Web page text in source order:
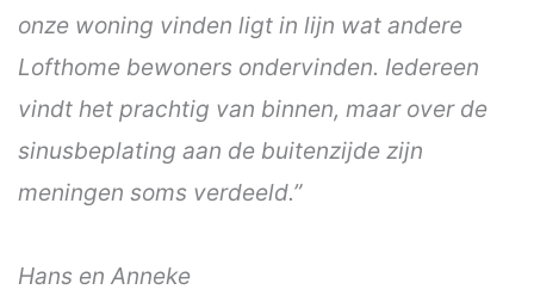
onze woning vinden ligt in lijn wat andere
Lofthome bewoners ondervinden. Iedereen
vindt het prachtig van binnen, maar over de
sinusbeplating aan de buitenzijde zijn
meningen soms verdeeld.”
Hans en Anneke